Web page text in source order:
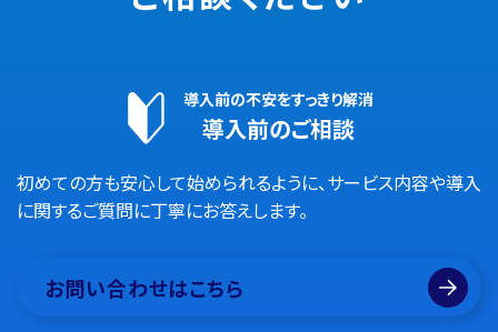
導入前の不安をすっきり解消
導入前のご相談
初めての方も安心して始められるように、サービス内容や導入
に関するご質問に丁寧にお答えします。
お問い合わせはこちら